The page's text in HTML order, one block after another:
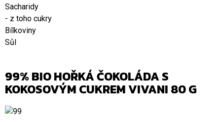
Sacharidy
- z toho cukry
Bílkoviny
Sůl
99% BIO HOŘKÁ ČOKOLÁDA S
KOKOSOVÝM CUKREM VIVANI 80 G